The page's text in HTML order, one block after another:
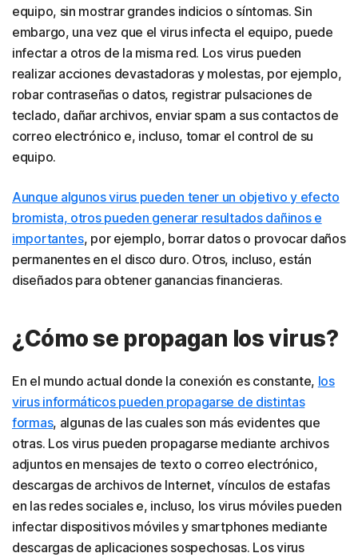
equipo, sin mostrar grandes indicios o síntomas. Sin
embargo, una vez que el virus infecta el equipo, puede
infectar a otros de la misma red. Los virus pueden
realizar acciones devastadoras y molestas, por ejemplo,
robar contraseñas o datos, registrar pulsaciones de
teclado, dañar archivos, enviar spam a sus contactos de
correo electrónico e, incluso, tomar el control de su
equipo.
Aunque algunos virus pueden tener un objetivo y efecto
bromista, otros pueden generar resultados dañinos e
importantes, por ejemplo, borrar datos o provocar daños
permanentes en el disco duro. Otros, incluso, están
diseñados para obtener ganancias financieras.
¿Cómo se propagan los virus?
En el mundo actual donde la conexión es constante, los
virus informáticos pueden propagarse de distintas
formas, algunas de las cuales son más evidentes que
otras. Los virus pueden propagarse mediante archivos
adjuntos en mensajes de texto o correo electrónico,
descargas de archivos de Internet, vínculos de estafas
en las redes sociales e, incluso, los virus móviles pueden
infectar dispositivos móviles y smartphones mediante
descargas de aplicaciones sospechosas. Los virus